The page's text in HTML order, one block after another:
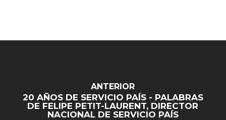
ANTERIOR
20 AÑOS DE SERVICIO PAÍS - PALABRAS
DE FELIPE PETIT-LAURENT, DIRECTOR
NACIONAL DE SERVICIO PAÍS